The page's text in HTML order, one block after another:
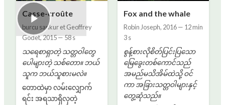
Casse-croûte
burcu sankur et Geoffrey
Godet,2015—58 s
သရေစာရှာတဲ့ သတ္တဝါတွေ
ပေါများတဲ့ သစ်တော။ ဘယ်
သူက ဘယ်သူစားမလဲ။
တောထဲမှာ လမ်းလျှောက်
ရင်း အရသာရှိလှတဲ့
Fox and the whale
Robin Joseph, 2016— 12 min
3 s
စွန့်စားလိုစိတ်ပြင်းပြသော
မြေခွေးတစ်ကောင်သည်
အမည်မသိအိမ်ထဲသို့ ဝင်
ကာ အခြားသတ္တဝါများနှင့်
တွေ့ဆုံသည်။